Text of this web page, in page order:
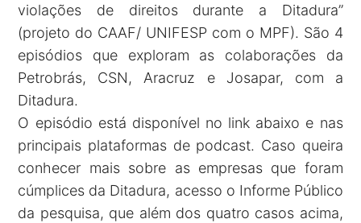
violações de direitos durante a Ditadura”
(projeto do CAAF/ UNIFESP com o MPF). São 4
episódios que exploram as colaborações da
Petrobrás, CSN, Aracruz e Josapar, com a
Ditadura.
O episódio está disponível no link abaixo e nas
principais plataformas de podcast. Caso queira
conhecer mais sobre as empresas que foram
cúmplices da Ditadura, acesso o Informe Público
da pesquisa, que além dos quatro casos acima,